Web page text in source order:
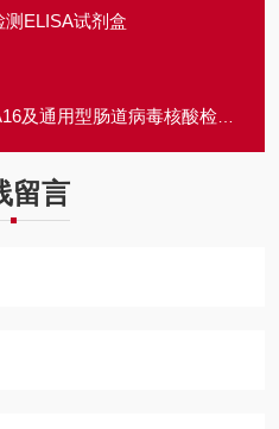
ELISA试剂盒
通用型肠道病毒核酸检测试剂盒
留言